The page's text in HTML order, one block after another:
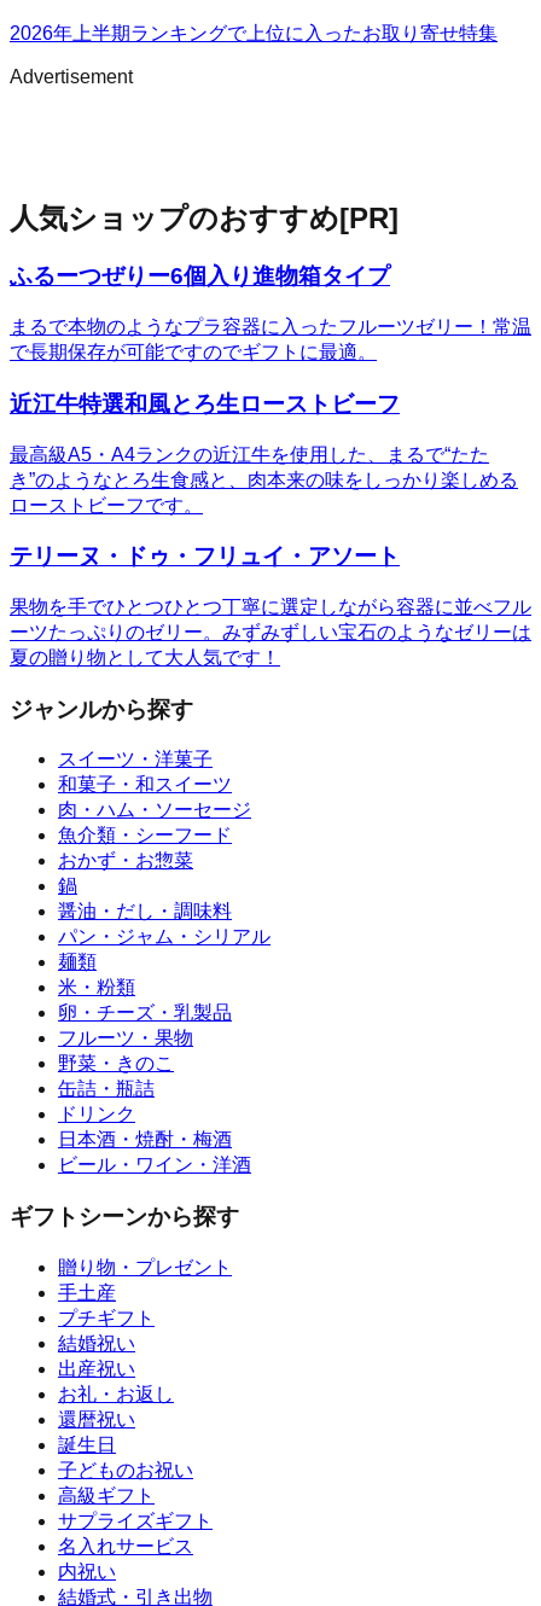
2026年上半期ランキングで上位に入ったお取り寄せ特集
Advertisement
人気ショップのおすすめ[PR]
ふるーつぜりー6個入り進物箱タイプ
まるで本物のようなプラ容器に入ったフルーツゼリー！常温
で長期保存が可能ですのでギフトに最適。
近江牛特選和風とろ生ローストビーフ
最高級A5・A4ランクの近江牛を使用した、まるで“たた
き”のようなとろ生食感と、肉本来の味をしっかり楽しめる
ローストビーフです。
テリーヌ・ドゥ・フリュイ・アソート
果物を手でひとつひとつ丁寧に選定しながら容器に並べフル
ーツたっぷりのゼリー。みずみずしい宝石のようなゼリーは
夏の贈り物として大人気です！
ジャンルから探す
スイーツ・洋菓子
和菓子・和スイーツ
肉・ハム・ソーセージ
魚介類・シーフード
おかず・お惣菜
鍋
醤油・だし・調味料
パン・ジャム・シリアル
麺類
米・粉類
卵・チーズ・乳製品
フルーツ・果物
野菜・きのこ
缶詰・瓶詰
ドリンク
日本酒・焼酎・梅酒
ビール・ワイン・洋酒
ギフトシーンから探す
贈り物・プレゼント
手土産
プチギフト
結婚祝い
出産祝い
お礼・お返し
還暦祝い
誕生日
子どものお祝い
高級ギフト
サプライズギフト
名入れサービス
内祝い
結婚式・引き出物